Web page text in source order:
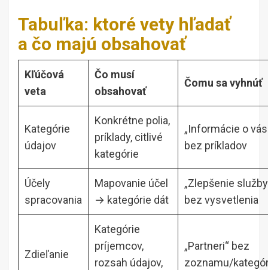
Tabuľka: ktoré vety hľadať
a čo majú obsahovať
Kľúčová
veta
Čo musí
obsahovať
Čomu sa vyhnúť
Kategórie
údajov
Konkrétne polia,
príklady, citlivé
kategórie
„Informácie o
bez príkladov
Účely
spracovania
Mapovanie účel
→ kategórie dát
„Zlepšenie
bez vysvetlenia
Zdieľanie
Kategórie
príjemcov,
rozsah údajov,
„Partneri“ bez
zoznamu/